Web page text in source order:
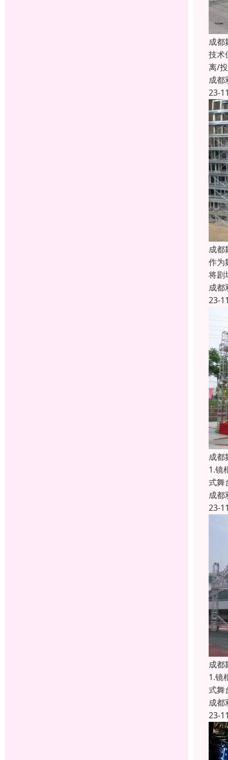
成都
技术
离/
成都
23-
成都
作为
将剧
成都
23-
成都
1.镜
式舞
成都
23-
成都
1.镜
式舞
成都
23-